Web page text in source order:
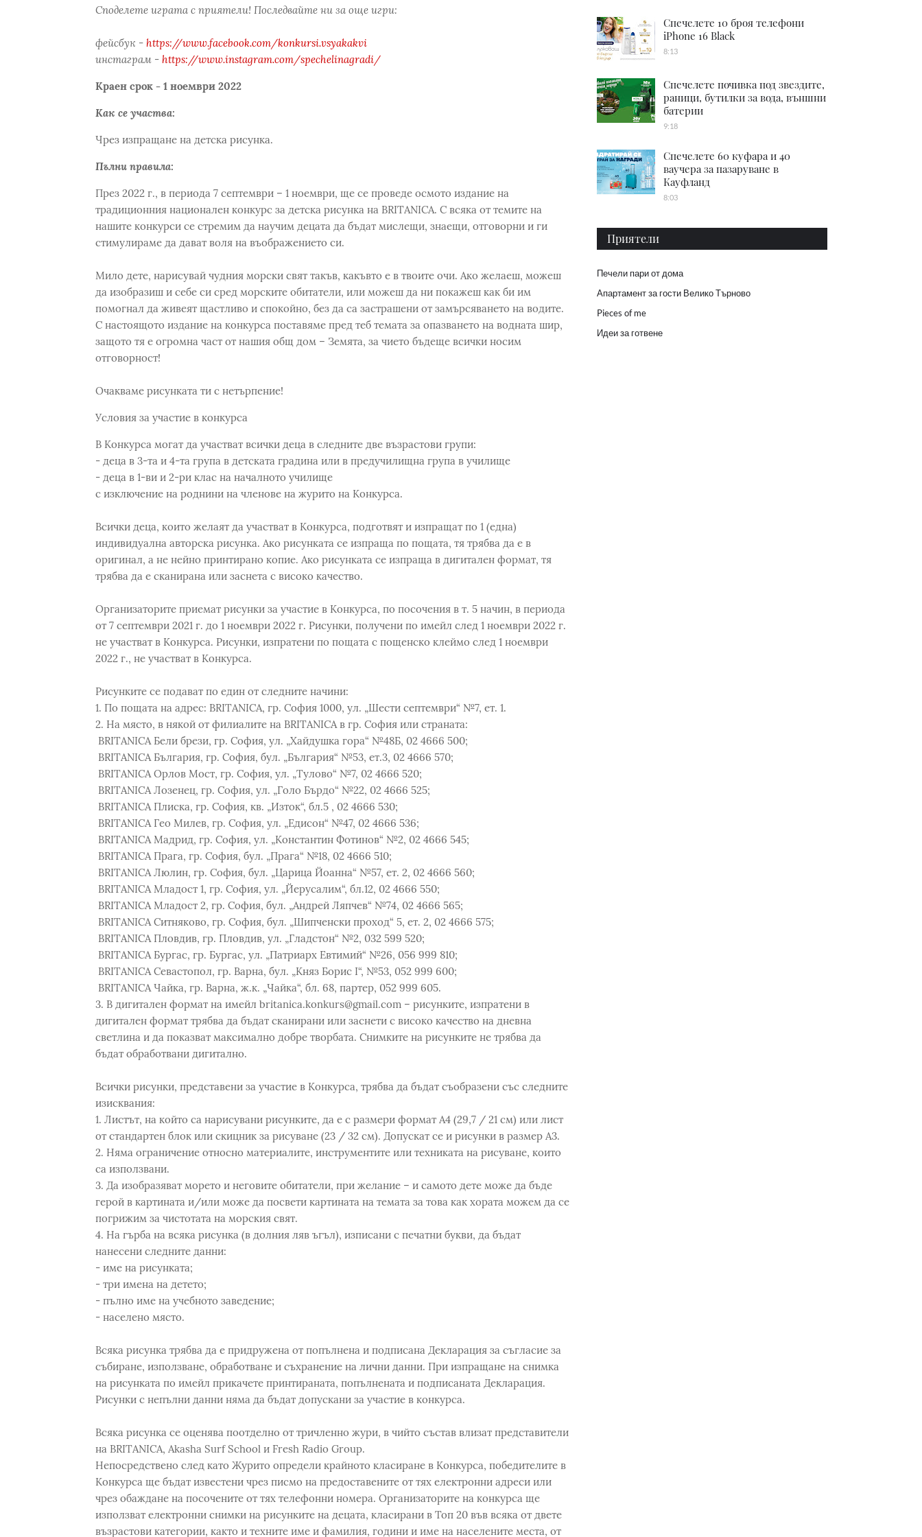
Споделете играта с приятели! Последвайте ни за още игри:
фейсбук - https://www.facebook.com/konkursi.vsyakakvi
инстаграм - https://www.instagram.com/spechelinagradi/
Краен срок - 1 ноември 2022
Как се участва:
Чрез изпращане на детска рисунка.
Пълни правила:
През 2022 г., в периода 7 септември – 1 ноември, ще се проведе осмото издание на
традиционния национален конкурс за детска рисунка на BRITANICA. С всяка от темите на
нашите конкурси се стремим да научим децата да бъдат мислещи, знаещи, отговорни и ги
стимулираме да дават воля на въображението си.
Мило дете, нарисувай чудния морски свят такъв, какъвто е в твоите очи. Ако желаеш, можеш
да изобразиш и себе си сред морските обитатели, или можеш да ни покажеш как би им
помогнал да живеят щастливо и спокойно, без да са застрашени от замърсяването на водите.
С настоящото издание на конкурса поставяме пред теб темата за опазването на водната шир,
защото тя е огромна част от нашия общ дом – Земята, за чието бъдеще всички носим
отговорност!
Очакваме рисунката ти с нетърпение!
Условия за участие в конкурса
В Конкурса могат да участват всички деца в следните две възрастови групи:
- деца в 3-та и 4-та група в детската градина или в предучилищна група в училище
- деца в 1-ви и 2-ри клас на началното училище
с изключение на роднини на членове на журито на Конкурса.
Всички деца, които желаят да участват в Конкурса, подготвят и изпращат по 1 (една)
индивидуална авторска рисунка. Ако рисунката се изпраща по пощата, тя трябва да е в
оригинал, а не нейно принтирано копие. Ако рисунката се изпраща в дигитален формат, тя
трябва да е сканирана или заснета с високо качество.
Организаторите приемат рисунки за участие в Конкурса, по посочения в т. 5 начин, в периода
от 7 септември 2021 г. до 1 ноември 2022 г. Рисунки, получени по имейл след 1 ноември 2022 г.
не участват в Конкурса. Рисунки, изпратени по пощата с пощенско клеймо след 1 ноември
2022 г., не участват в Конкурса.
Рисунките се подават по един от следните начини:
1. По пощата на адрес: BRITANICA, гр. София 1000, ул. „Шести септември“ №7, ет. 1.
2. На място, в някой от филиалите на BRITANICA в гр. София или страната:
BRITANICA Бели брези, гр. София, ул. „Хайдушка гора“ №48Б, 02 4666 500;
BRITANICA България, гр. София, бул. „България“ №53, ет.3, 02 4666 570;
BRITANICA Орлов Мост, гр. София, ул. „Тулово“ №7, 02 4666 520;
BRITANICA Лозенец, гр. София, ул. „Голо Бърдо“ №22, 02 4666 525;
BRITANICA Плиска, гр. София, кв. „Изток“, бл.5 , 02 4666 530;
BRITANICA Гео Милев, гр. София, ул. „Едисон“ №47, 02 4666 536;
BRITANICA Мадрид, гр. София, ул. „Константин Фотинов“ №2, 02 4666 545;
BRITANICA Прага, гр. София, бул. „Прага“ №18, 02 4666 510;
BRITANICA Люлин, гр. София, бул. „Царица Йоанна“ №57, ет. 2, 02 4666 560;
BRITANICA Младост 1, гр. София, ул. „Йерусалим“, бл.12, 02 4666 550;
BRITANICA Младост 2, гр. София, бул. „Андрей Ляпчев“ №74, 02 4666 565;
BRITANICA Ситняково, гр. София, бул. „Шипченски проход“ 5, ет. 2, 02 4666 575;
BRITANICA Пловдив, гр. Пловдив, ул. „Гладстон“ №2, 032 599 520;
BRITANICA Бургас, гр. Бургас, ул. „Патриарх Евтимий“ №26, 056 999 810;
BRITANICA Севастопол, гр. Варна, бул. „Княз Борис I“, №53, 052 999 600;
BRITANICA Чайка, гр. Варна, ж.к. „Чайка“, бл. 68, партер, 052 999 605.
3. В дигитален формат на имейл britanica.konkurs@gmail.com – рисунките, изпратени в
дигитален формат трябва да бъдат сканирани или заснети с високо качество на дневна
светлина и да показват максимално добре творбата. Снимките на рисунките не трябва да
бъдат обработвани дигитално.
Всички рисунки, представени за участие в Конкурса, трябва да бъдат съобразени със следните
изисквания:
1. Листът, на който са нарисувани рисунките, да е с размери формат А4 (29,7 / 21 см) или лист
от стандартен блок или скицник за рисуване (23 / 32 см). Допускат се и рисунки в размер А3.
2. Няма ограничение относно материалите, инструментите или техниката на рисуване, които
са използвани.
3. Да изобразяват морето и неговите обитатели, при желание – и самото дете може да бъде
герой в картината и/или може да посвети картината на темата за това как хората можем да се
погрижим за чистотата на морския свят.
4. На гърба на всяка рисунка (в долния ляв ъгъл), изписани с печатни букви, да бъдат
нанесени следните данни:
- име на рисунката;
- три имена на детето;
- пълно име на учебното заведение;
- населено място.
Всяка рисунка трябва да е придружена от попълнена и подписана Декларация за съгласие за
събиране, използване, обработване и съхранение на лични данни. При изпращане на снимка
на рисунката по имейл прикачете принтираната, попълнената и подписаната Декларация.
Рисунки с непълни данни няма да бъдат допускани за участие в конкурса.
Всяка рисунка се оценява поотделно от тричленно жури, в чийто състав влизат представители
на BRITANICA, Akasha Surf School и Fresh Radio Group.
Непосредствено след като Журито определи крайното класиране в Конкурса, победителите в
Конкурса ще бъдат известени чрез писмо на предоставените от тях електронни адреси или
чрез обаждане на посочените от тях телефонни номера. Организаторите на конкурса ще
използват електронни снимки на рисунките на децата, класирани в Топ 20 във всяка от двете
възрастови категории, както и техните име и фамилия, години и име на населените места, от
Спечелете 10 броя телефони
iPhone 16 Black
8:13
Спечелете почивка под звездите,
раници, бутилки за вода, външни
батерии
9:18
Спечелете 60 куфара и 40
ваучера за пазаруване в
Кауфланд
8:03
Приятели
Печели пари от дома
Апартамент за гости Велико Търново
Pieces of me
Идеи за готвене